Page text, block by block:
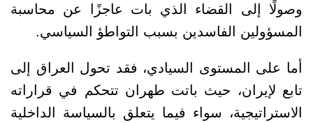
وصولًا إلى القضاء الذي بات عاجزًا عن محاسبة
المسؤولين الفاسدين بسبب التواطؤ السياسي.
أما على المستوى السيادي، فقد تحول العراق إلى
تابع لإيران، حيث باتت طهران تتحكم في قراراته
الاستراتيجية، سواء فيما يتعلق بالسياسة الداخلية